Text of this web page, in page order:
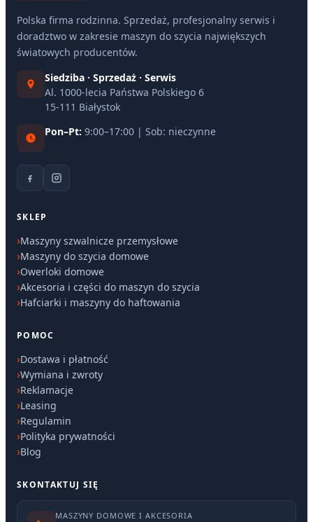
Polska firma rodzinna. Sprzedaż, profesjonalny serwis i
doradztwo w zakresie maszyn do szycia największych
światowych producentów.
Siedziba · Sprzedaż · Serwis
Al. 1000-lecia Państwa Polskiego 6
15-111 Białystok
Pon–Pt: 9:00–17:00 | Sob: nieczynne
SKLEP
Maszyny szwalnicze przemysłowe
Maszyny do szycia domowe
Owerloki domowe
Akcesoria i części do maszyn do szycia
Hafciarki i maszyny do haftowania
POMOC
Dostawa i płatność
Wymiana i zwroty
Reklamacje
Leasing
Regulamin
Polityka prywatności
Blog
SKONTAKTUJ SIĘ
MASZYNY DOMOWE I AKCESORIA